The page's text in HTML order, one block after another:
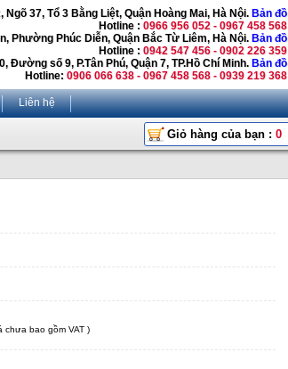
Ngõ 37, Tổ 3 Bằng Liệt, Quận Hoàng Mai, Hà Nội. Bản đồ
Hotline : 0966 956 052 - 0967 458 568
Phường Phúc Diễn, Quận Bắc Từ Liêm, Hà Nội. Bản đồ
Hotline : 0942 547 456 - 0902 226 359
Đường số 9, P.Tân Phú, Quận 7, TP.Hồ Chí Minh. Bản đồ
Hotline: 0906 066 638 - 0967 458 568 - 0939 219 368
Liên hệ
Giỏ hàng của bạn : 0
chưa bao gồm VAT )